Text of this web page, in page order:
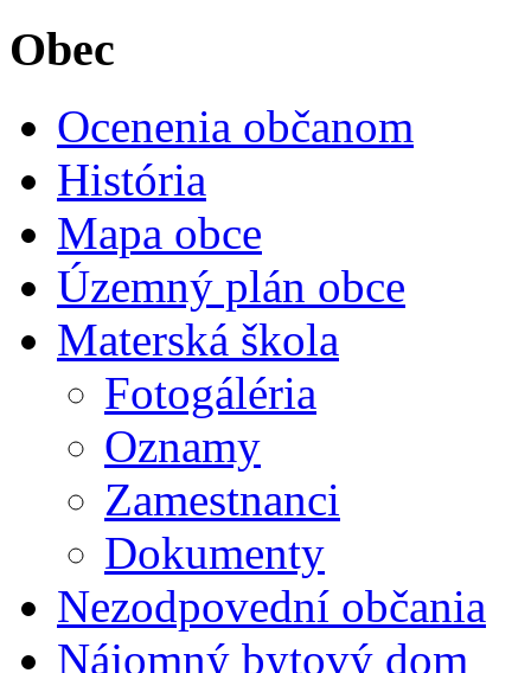
Obec
Ocenenia občanom
História
Mapa obce
Územný plán obce
Materská škola
Fotogáléria
Oznamy
Zamestnanci
Dokumenty
Nezodpovední občania
Nájomný bytový dom